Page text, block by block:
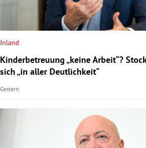
Inland
Kinderbetreuung „keine Arbeit“?
sich „in aller Deutlichkeit“
Gestern